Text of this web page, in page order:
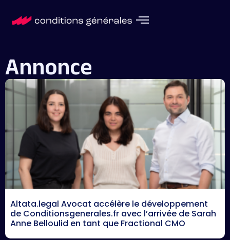
Annonce
Altata.legal Avocat accélère le développement
de Conditionsgenerales.fr avec l’arrivée de Sarah
Anne Belloulid en tant que Fractional CMO